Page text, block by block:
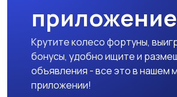
приложение
Крутите колесо фортуны,
бонусы, удобно ищите и
объявления - все это в нашем
приложении!